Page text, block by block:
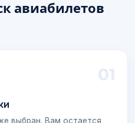
авиабилетов
01
выбран. Вам остается